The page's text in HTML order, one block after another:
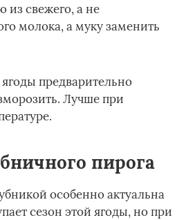
из свежего, а не
молока, а муку заменить
предварительно
Лучше при
пирога
особенно актуальна
сезон этой ягоды, но при